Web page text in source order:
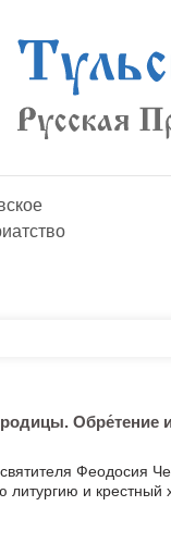
Обре́тение
Феодосия
и крестный